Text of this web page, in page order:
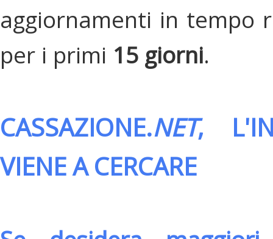
aggiornamenti in tempo
per i primi 15 giorni.
CASSAZIONE.NET,
VIENE A CERCARE